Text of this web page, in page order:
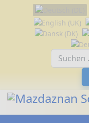
Sprache auswählen